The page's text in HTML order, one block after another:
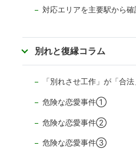
対応エリアを主要駅から確
別れと復縁コラム
「別れさせ工作」が「合
危険な恋愛事件①
危険な恋愛事件②
危険な恋愛事件③